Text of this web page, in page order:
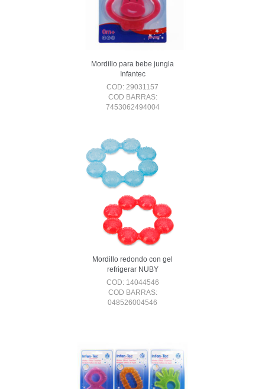
Mordillo para bebe jungla
Infantec
COD: 29031157
COD BARRAS:
7453062494004
Mordillo redondo con gel
refrigerar NUBY
COD: 14044546
COD BARRAS:
048526004546